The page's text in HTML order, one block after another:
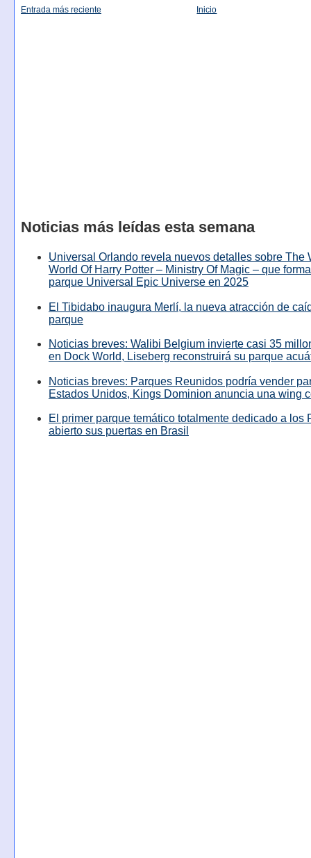
Entrada más reciente Inicio
Noticias más leídas esta semana
Universal Orlando revela nuevos detalles sobre The
World Of Harry Potter – Ministry Of Magic – que
parque Universal Epic Universe en 2025
El Tibidabo inaugura Merlí, la nueva atracción de
parque
Noticias breves: Walibi Belgium invierte casi 35
en Dock World, Liseberg reconstruirá su parque
Noticias breves: Parques Reunidos podría vender
Estados Unidos, Kings Dominion anuncia una wing
El primer parque temático totalmente dedicado a los
abierto sus puertas en Brasil